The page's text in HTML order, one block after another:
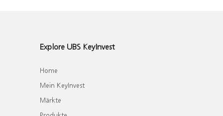
Explore UBS KeyInvest
Home
Mein KeyInvest
Märkte